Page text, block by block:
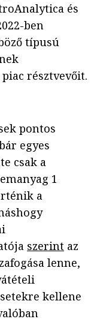
és
ben
típusú
résztvevőit.
pontos
egyes
csak a
1
a
szerint az
lenne,
kellene